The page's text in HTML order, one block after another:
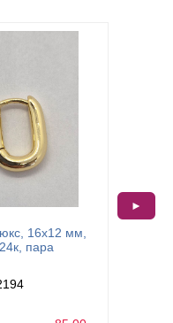
16х12 мм,
пара
►